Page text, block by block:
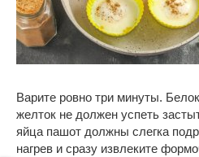
Варите ровно три минуты.
желток не должен успеть
яйца пашот должны слегка
нагрев и сразу извлеките